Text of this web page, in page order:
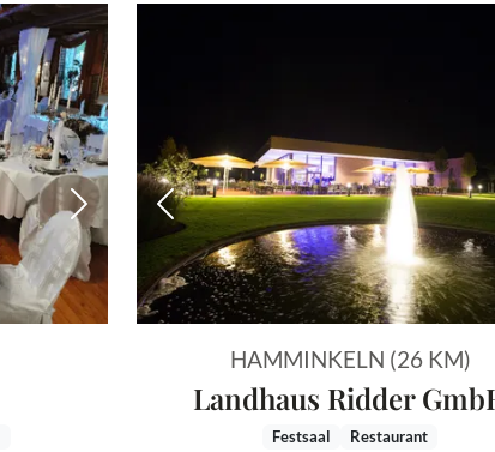
Nächstes BildVorheriges Bild
HAMMINKELN (26 KM)
Landhaus Ridder
Festsaal Restaurant